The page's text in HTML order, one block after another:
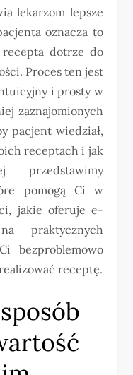
lekarzom lepsze
oznacza to
dotrze do
Proces ten jest
i prosty w
zaznajomionych
pacjent wiedział,
receptach i jak
przedstawimy
pomogą Ci w
jakie oferuje e-
praktycznych
bezproblemowo
receptę.